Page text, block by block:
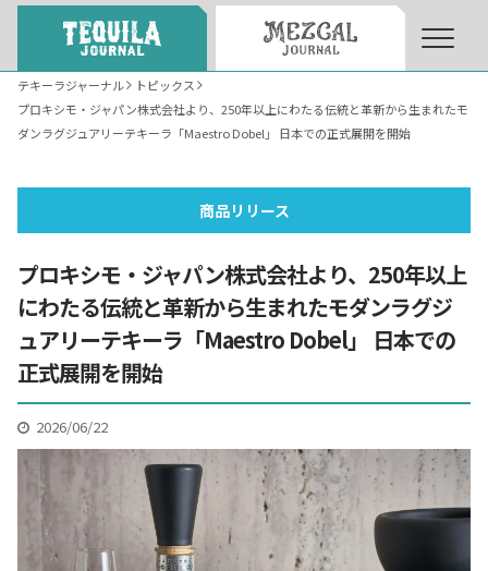
About About Tequila Journal
テキーラとは
テキーラのつくり方 How to Make Tequila
テキーラマーケット
テキーラの飲み方
テキーラマップ
テキーラジャーナル
トピックス
プロキシモ・ジャパン株式会社より、250年以上にわたる伝統と革新から生まれたモ
ダンラグジュアリーテキーラ「Maestro Dobel」 日本での正式展開を開始
商品リリース
プロキシモ・ジャパン株式会社より、250年以上
にわたる伝統と革新から生まれたモダンラグジ
ュアリーテキーラ「Maestro Dobel」 日本での
正式展開を開始
2026/06/22